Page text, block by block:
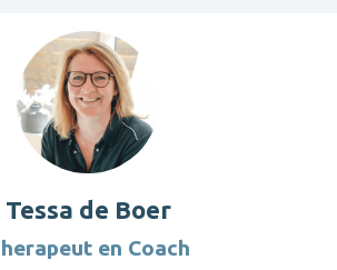
Tessa de Boer
en Coach